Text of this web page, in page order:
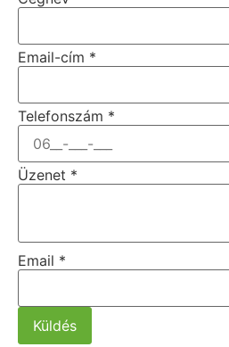
Email-cím *
Telefonszám *
Üzenet *
Email *
Küldés